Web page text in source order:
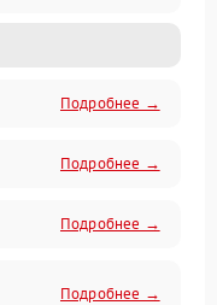
Подробнее →
Подробнее →
Подробнее →
Подробнее →